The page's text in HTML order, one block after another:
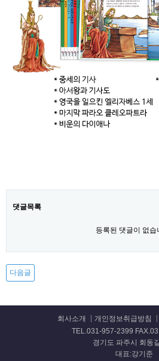
댓글목록
등록된 댓글이 없습
다음글
회사소개 개인정보취급방침
TEL.031-957-2399
경기도 파주시 회동
대표:강기준